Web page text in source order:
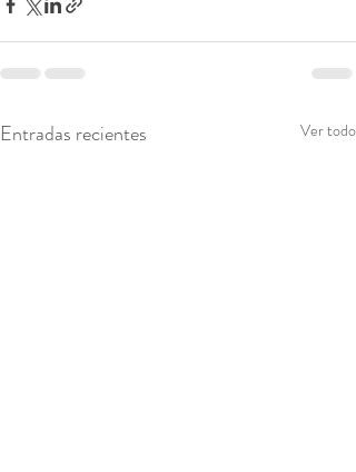
Entradas recientes Ver todo